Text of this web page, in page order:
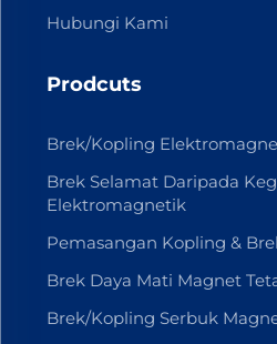
Hubungi Kami
Prodcuts
Brek/Kopling
Brek Selamat Daripada
Elektromagnetik
Pemasangan Kopling &
Brek Daya Mati Magnet
Brek/Kopling Serbuk